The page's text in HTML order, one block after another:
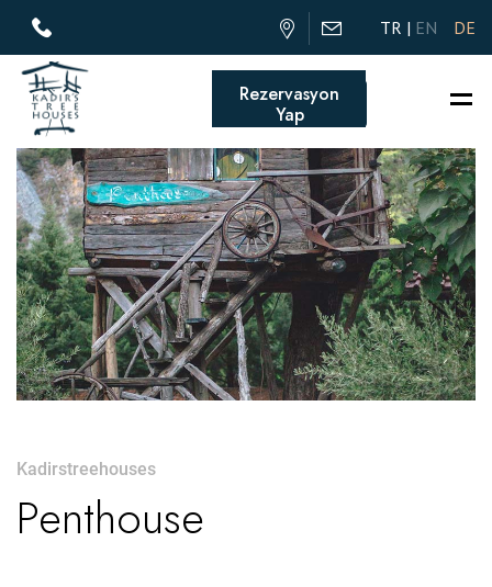
TR EN DE
Rezervasyon
Yap
Kadirstreehouses
Penthouse